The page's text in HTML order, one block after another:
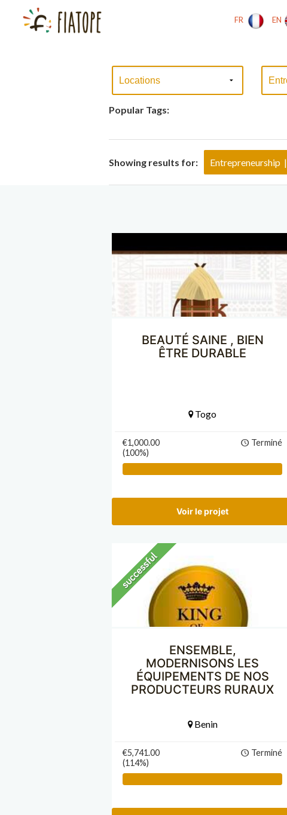
FR EN
Popular Tags:
Showing results for: Entrepreneurship |
BEAUTÉ SAINE , BIEN
ÊTRE DURABLE
Togo
€1,000.00
(100%)
Terminé
Voir le projet
ENSEMBLE,
MODERNISONS LES
ÉQUIPEMENTS DE NOS
PRODUCTEURS RURAUX
Benin
€5,741.00
(114%)
Terminé